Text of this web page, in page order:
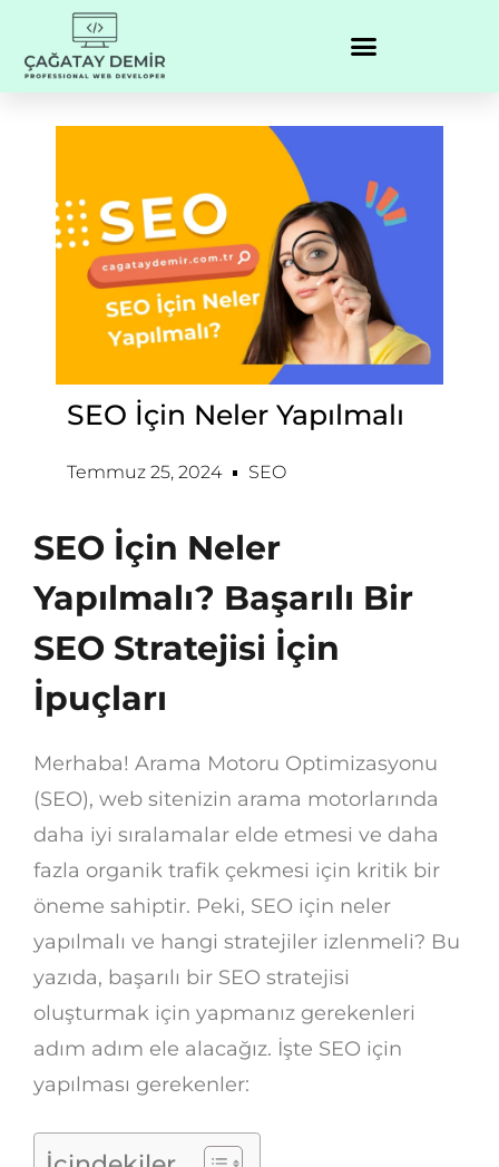
SEO İçin Neler Yapılmalı
Temmuz 25, 2024 SEO
SEO İçin Neler
Yapılmalı? Başarılı Bir
SEO Stratejisi İçin
İpuçları
Merhaba! Arama Motoru Optimizasyonu
(SEO), web sitenizin arama motorlarında
daha iyi sıralamalar elde etmesi ve daha
fazla organik trafik çekmesi için kritik bir
öneme sahiptir. Peki, SEO için neler
yapılmalı ve hangi stratejiler izlenmeli? Bu
yazıda, başarılı bir SEO stratejisi
oluşturmak için yapmanız gerekenleri
adım adım ele alacağız. İşte SEO için
yapılması gerekenler: